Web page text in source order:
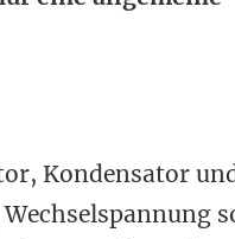
Kondensator